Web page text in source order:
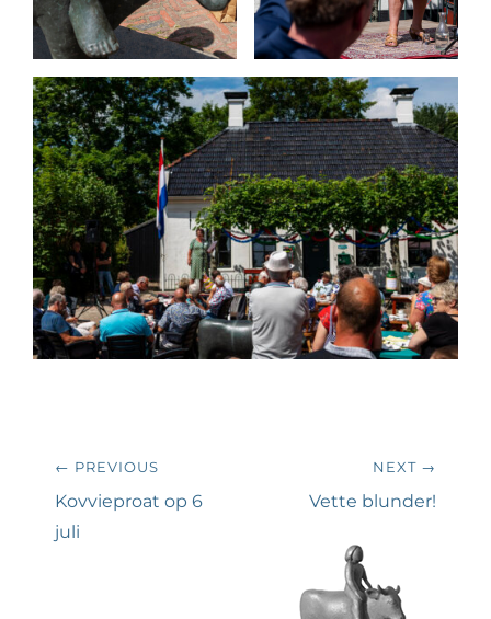
Bericht
navigatie
← PREVIOUS
Previous
post:
Kovvieproat op 6
juli
NEXT →
Vette blunder!